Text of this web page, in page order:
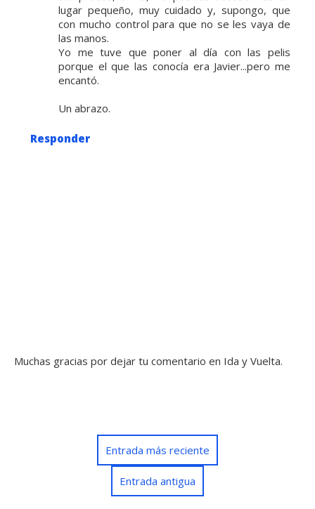
lugar pequeño, muy cuidado y, supongo, que
con mucho control para que no se les vaya de
las manos.
Yo me tuve que poner al día con las pelis
porque el que las conocía era Javier...pero me
encantó.
Un abrazo.
Responder
Muchas gracias por dejar tu comentario en Ida y Vuelta.
Entrada más reciente
Entrada antigua